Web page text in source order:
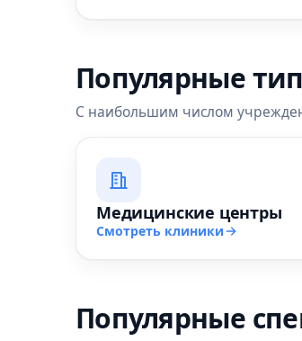
Популярные
С наибольшим числом
Медицинские центры
Смотреть клиники
Популярные